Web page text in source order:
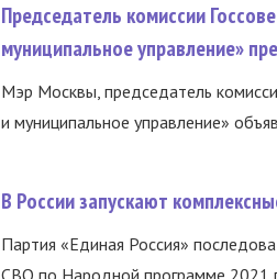
Председатель комиссии
муниципальное управление»
Мэр Москвы, председатель
и муниципальное управление»
В России запускают
Партия «Единая Россия»
СВО по Народной программе 2021